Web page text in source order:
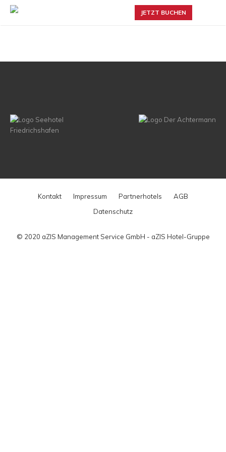
JETZT BUCHEN
Kontakt Impressum Partnerhotels
AGB
Datenschutz
© 2020 aZIS Management Service GmbH - aZIS Hotel-Gruppe